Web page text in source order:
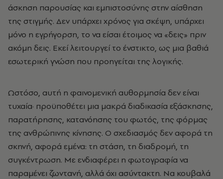
άσκηση παρουσίας και εμπιστοσύνης στην αίσθηση
της στιγμής. Δεν υπάρχει χρόνος για σκέψη, υπάρχει
μόνο η εγρήγορση, το να είσαι έτοιμος να «δεις» πριν
ακόμη δεις. Εκεί λειτουργεί το ένστικτο, ως μια βαθιά
εσωτερική γνώση που προηγείται της λογικής.
Ωστόσο, αυτή η φαινομενική αυθορμησία δεν είναι
τυχαία· προϋποθέτει μια μακρά διαδικασία εξάσκησης,
παρατήρησης, κατανόησης του φωτός, της φόρμας
της ανθρώπινης κίνησης. Ο σχεδιασμός δεν αφορά τη
σκηνή, αφορά εμένα: τη στάση, τη διαδρομή, τη
συγκέντρωση. Με ενδιαφέρει η φωτογραφία να
παραμένει ζωντανή, αλλά όχι ασύντακτη. Να κουβαλά